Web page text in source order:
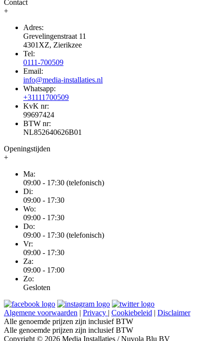
Contact
+
Adres:
Grevelingenstraat 11
4301XZ, Zierikzee
Tel:
0111-700509
Email:
info@media-installaties.nl
Whatsapp:
+31111700509
KvK nr:
99697424
BTW nr:
NL852640626B01
Openingstijden
+
Ma:
09:00 - 17:30 (telefonisch)
Di:
09:00 - 17:30
Wo:
09:00 - 17:30
Do:
09:00 - 17:30 (telefonisch)
Vr:
09:00 - 17:30
Za:
09:00 - 17:00
Zo:
Gesloten
Algemene voorwaarden | Privacy | Cookiebeleid | Disclaimer
Alle genoemde prijzen zijn inclusief BTW
Alle genoemde prijzen zijn inclusief BTW
Copyright © 2026 Media Installaties / Nuvola Blu BV